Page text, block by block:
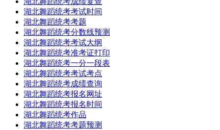
湖北舞蹈统考考试时间
湖北舞蹈统考考题
湖北舞蹈统考分数线预测
湖北舞蹈统考考试大纲
湖北舞蹈统考准考证打印
湖北舞蹈统考一分一段表
湖北舞蹈统考考试考点
湖北舞蹈统考成绩查询
湖北舞蹈统考报名网址
湖北舞蹈统考报名时间
湖北舞蹈统考作品
湖北舞蹈统考考题预测